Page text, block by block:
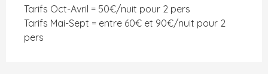
Tarifs Oct-Avril = 50€/nuit pour 2 pers
Tarifs Mai-Sept = entre 60€ et 90€/nuit pour 2
pers